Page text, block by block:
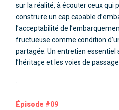
sur la réalité, à écouter ceux qui
construire un cap capable
l’acceptabilité de
fructueuse comme condition
partagée. Un entretien essentiel
l’héritage et les voies de passage.
.
Épisode #09